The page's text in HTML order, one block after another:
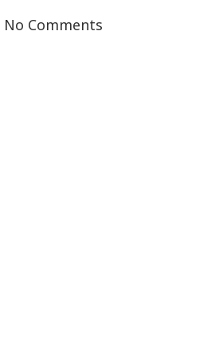
No Comments